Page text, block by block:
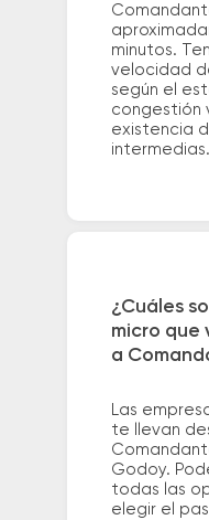
minutos.
velocidad
según el
congestión
existencia
intermedias.
¿Cuáles
micro que
a
Las
te llevan
Godoy.
todas las
elegir el